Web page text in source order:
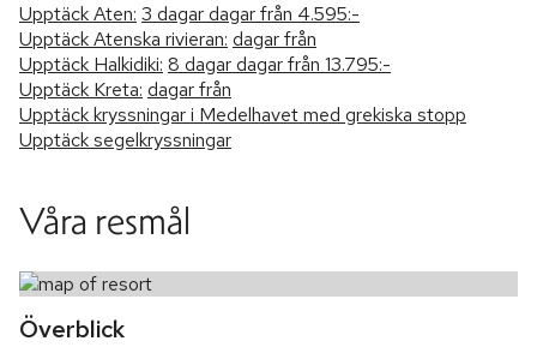
Upptäck Aten: 3 dagardagar från 4.595:-
Upptäck Atenska rivieran: dagar från
Upptäck Halkidiki: 8 dagardagar från 13.795:-
Upptäck Kreta: dagar från
Upptäck kryssningar i Medelhavet med grekiska stopp
Upptäck segelkryssningar
Våra resmål
Överblick